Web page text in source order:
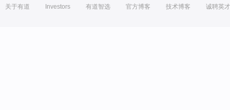
关于有道 Investors 有道智选 官方博客 技术博客 诚聘英才